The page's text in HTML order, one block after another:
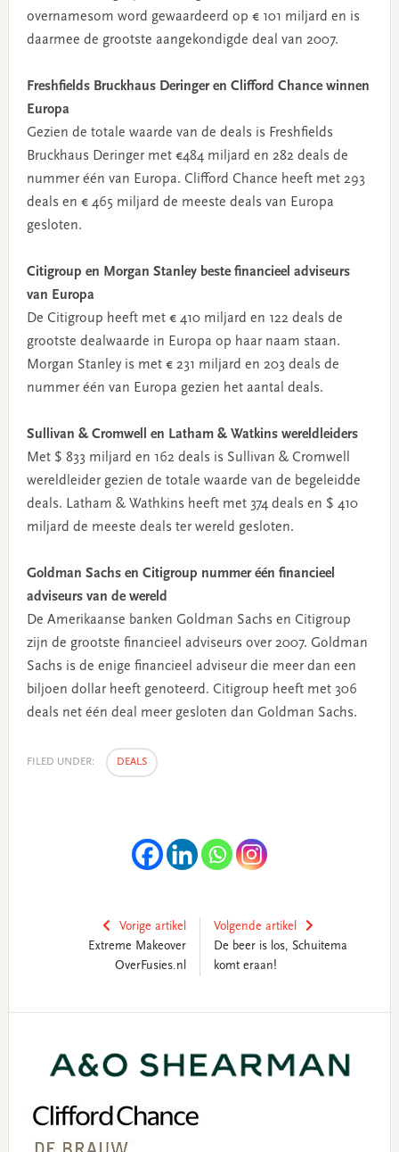
overnamesom word gewaardeerd op € 101 miljard en is
daarmee de grootste aangekondigde deal van 2007.
Freshfields Bruckhaus Deringer en Clifford Chance winnen
Europa
Gezien de totale waarde van de deals is Freshfields
Bruckhaus Deringer met €484 miljard en 282 deals de
nummer één van Europa. Clifford Chance heeft met 293
deals en € 465 miljard de meeste deals van Europa
gesloten.
Citigroup en Morgan Stanley beste financieel adviseurs
van Europa
De Citigroup heeft met € 410 miljard en 122 deals de
grootste dealwaarde in Europa op haar naam staan.
Morgan Stanley is met € 231 miljard en 203 deals de
nummer één van Europa gezien het aantal deals.
Sullivan & Cromwell en Latham & Watkins wereldleiders
Met $ 833 miljard en 162 deals is Sullivan & Cromwell
wereldleider gezien de totale waarde van de begeleidde
deals. Latham & Wathkins heeft met 374 deals en $ 410
miljard de meeste deals ter wereld gesloten.
Goldman Sachs en Citigroup nummer één financieel
adviseurs van de wereld
De Amerikaanse banken Goldman Sachs en Citigroup
zijn de grootste financieel adviseurs over 2007. Goldman
Sachs is de enige financieel adviseur die meer dan een
biljoen dollar heeft genoteerd. Citigroup heeft met 306
deals net één deal meer gesloten dan Goldman Sachs.
FILED UNDER: DEALS
Vorige artikel
Extreme Makeover
OverFusies.nl
Volgende artikel
De beer is los, Schuitema
komt eraan!